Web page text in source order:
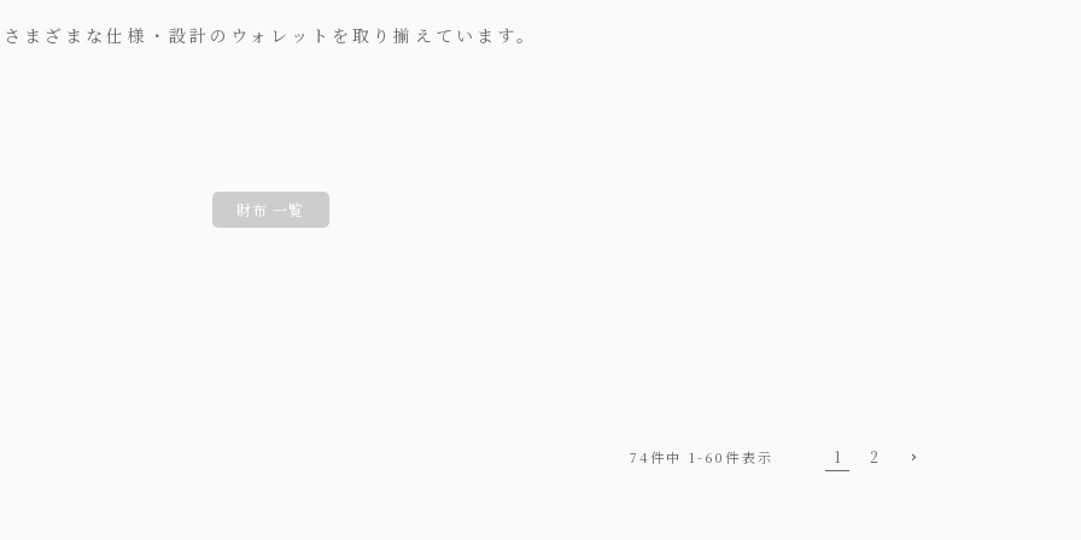
さまざまな仕様・設計のウォレットを取り揃えています。
財布 一覧
74件中 1-60 件表示 1 2